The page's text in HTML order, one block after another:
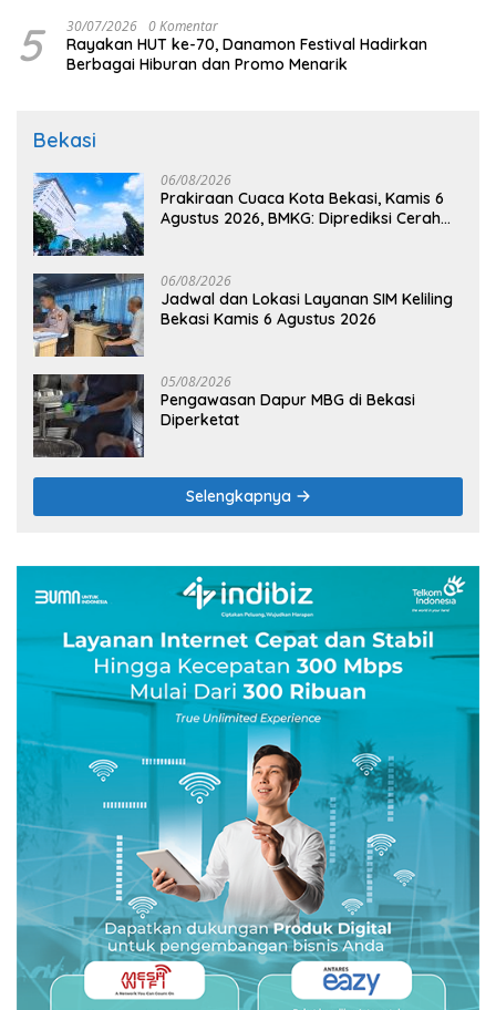
5 30/07/2026 0 Komentar
Rayakan HUT ke-70, Danamon Festival Hadirkan
Berbagai Hiburan dan Promo Menarik
Bekasi
06/08/2026
Prakiraan Cuaca Kota Bekasi, Kamis 6
Agustus 2026, BMKG: Diprediksi Cerah
06/08/2026
Jadwal dan Lokasi Layanan SIM Keliling
Bekasi Kamis 6 Agustus 2026
05/08/2026
Pengawasan Dapur MBG di Bekasi
Diperketat
Selengkapnya